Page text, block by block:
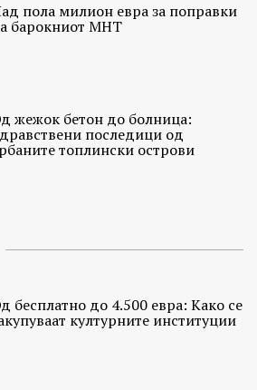
пола милион евра за поправки
барокниот МНТ
жежок бетон до болница:
последици од
топлински острови
бесплатно до 4.500 евра: Како се
културните институции